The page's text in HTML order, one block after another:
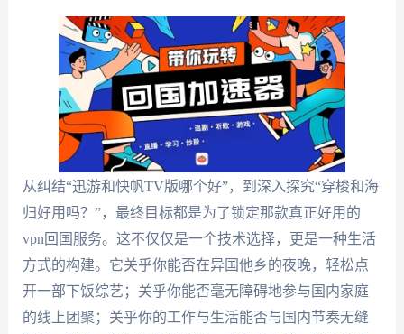
从纠结“迅游和快帆TV版哪个好”，到深入探究“穿梭和海
归好用吗？”，最终目标都是为了锁定那款真正好用的
vpn回国服务。这不仅仅是一个技术选择，更是一种生活
方式的构建。它关乎你能否在异国他乡的夜晚，轻松点
开一部下饭综艺；关乎你能否毫无障碍地参与国内家庭
的线上团聚；关乎你的工作与生活能否与国内节奏无缝